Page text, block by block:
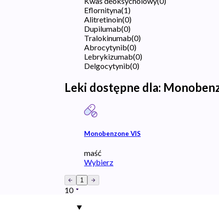
Eflornityna(1)
Alitretinoin(0)
Dupilumab(0)
Tralokinumab(0)
Abrocytynib(0)
Lebrykizumab(0)
Delgocytynib(0)
Leki dostępne dla:
Monobenzone VIS
maść
Wybierz
1
10